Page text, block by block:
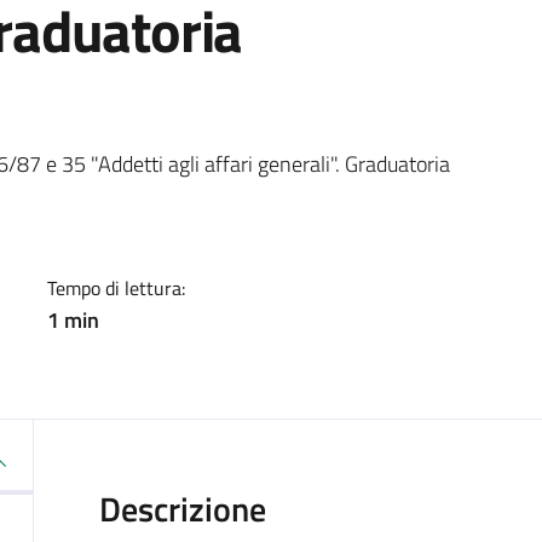
e 35 "Addetti agli affari generali". Graduatoria
Tempo di lettura:
1 min
Descrizione